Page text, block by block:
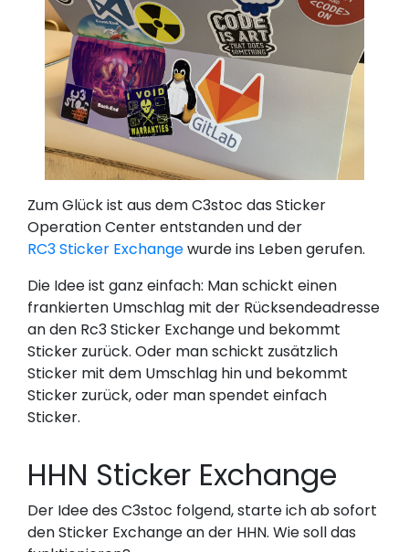
Zum Glück ist aus dem C3stoc das Sticker
Operation Center entstanden und der
RC3 Sticker Exchangewurde ins Leben gerufen.
Die Idee ist ganz einfach: Man schickt einen
frankierten Umschlag mit der Rücksendeadresse
an den Rc3 Sticker Exchange und bekommt
Sticker zurück. Oder man schickt zusätzlich
Sticker mit dem Umschlag hin und bekommt
Sticker zurück, oder man spendet einfach
Sticker.
HHN Sticker Exchange
Der Idee des C3stoc folgend, starte ich ab sofort
den Sticker Exchange an der HHN. Wie soll das